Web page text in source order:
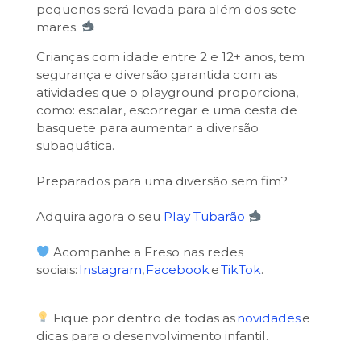
pequenos será levada para além dos sete
mares.
Crianças com idade entre 2 e 12+ anos, tem
segurança e diversão garantida com as
atividades que o playground proporciona,
como: escalar, escorregar e uma cesta de
basquete para aumentar a diversão
subaquática.
Preparados para uma diversão sem fim?
Adquira agora o seu Play Tubarão
Acompanhe a Freso nas redes
sociais: Instagram,FacebookeTikTok.
Fique por dentro de todas asnovidadese
dicas para o desenvolvimento infantil.